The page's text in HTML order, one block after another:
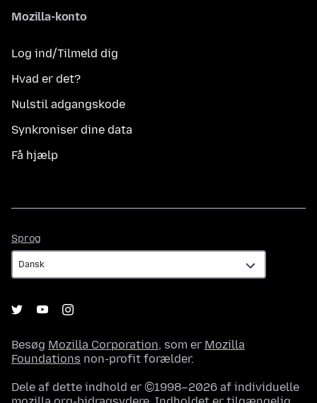
Mozilla-konto
Log ind/Tilmeld dig
Hvad er det?
Nulstil adgangskode
Synkroniser dine data
Få hjælp
Sprog
Besøg Mozilla Corporation, som er Mozilla
Foundations non-profit forælder.
Dele af dette indhold er ©1998–2026 af individuelle